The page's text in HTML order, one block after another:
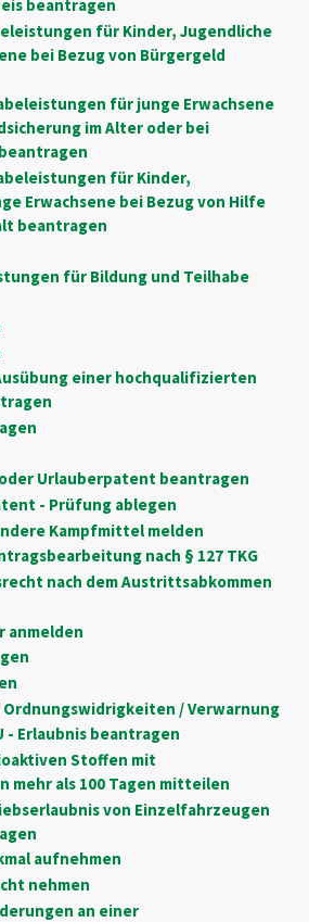
beantragen
für Kinder, Jugendliche
bei Bezug von Bürgergeld
für junge Erwachsene
im Alter oder bei
für Kinder,
Erwachsene bei Bezug von Hilfe
beantragen
für Bildung und Teilhabe
einer hochqualifizierten
Urlauberpatent beantragen
- Prüfung ablegen
Kampfmittel melden
nach § 127 TKG
nach dem Austrittsabkommen
anmelden
/ Verwarnung
Erlaubnis beantragen
Stoffen mit
mehr als 100 Tagen mitteilen
von Einzelfahrzeugen
aufnehmen
nehmen
an einer